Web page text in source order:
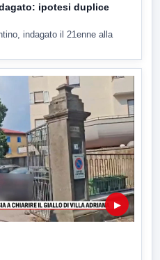
ipotesi duplice
indagato il 21enne alla
▶